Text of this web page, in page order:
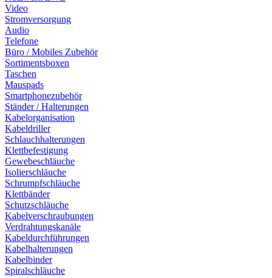
Video
Stromversorgung
Audio
Telefone
Büro / Mobiles Zubehör
Sortimentsboxen
Taschen
Mauspads
Smartphonezubehör
Ständer / Halterungen
Kabelorganisation
Kabeldriller
Schlauchhalterungen
Klettbefestigung
Gewebeschläuche
Isolierschläuche
Schrumpfschläuche
Klettbänder
Schutzschläuche
Kabelverschraubungen
Verdrahtungskanäle
Kabeldurchführungen
Kabelhalterungen
Kabelbinder
Spiralschläuche